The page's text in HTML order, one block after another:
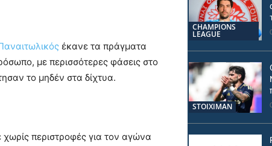
έκανε τα πράγματα
με περισσότερες φάσεις στο
το μηδέν στα δίχτυα.
περιστροφές για τον αγώνα
CHAMPIONS
LEAGUE
STOIXIMAN